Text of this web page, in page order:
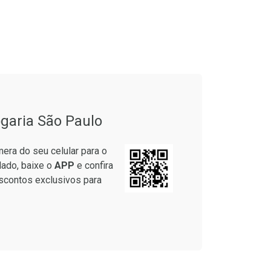
cada
cada
Por R$ 52,64/cada
Por R$ 52,64/cada
São Paulo
do seu celular para o
baixe o APP e confira
exclusivos para